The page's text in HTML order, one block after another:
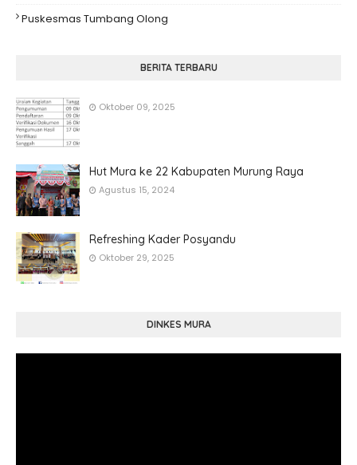
Puskesmas Tumbang Olong
BERITA TERBARU
Oktober 09, 2025
Hut Mura ke 22 Kabupaten Murung Raya
Agustus 15, 2024
Refreshing Kader Posyandu
Oktober 29, 2025
DINKES MURA